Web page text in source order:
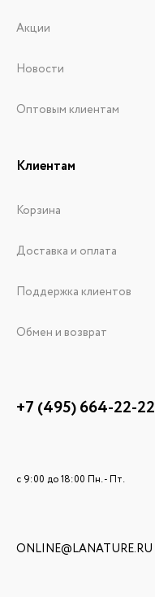
Акции
Новости
Оптовым клиентам
Клиентам
Корзина
Доставка и оплата
Поддержка клиентов
Обмен и возврат
+7 (495) 664-22-22
c 9:00 до 18:00 Пн. - Пт.
ONLINE@LANATURE.RU